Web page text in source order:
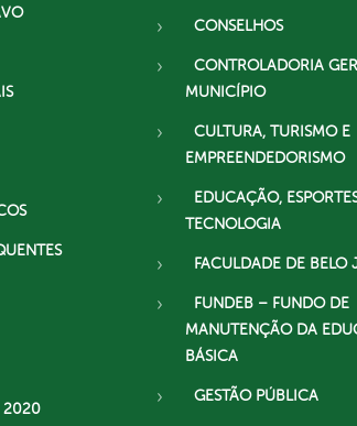
2020
CONSELHOS
CONTROLADORIA
MUNICÍPIO
CULTURA, TURISMO E
EMPREENDEDORISMO
EDUCAÇÃO,
TECNOLOGIA
FACULDADE DE BELO
FUNDEB – FUNDO DE
MANUTENÇÃO DA
BÁSICA
GESTÃO PÚBLICA